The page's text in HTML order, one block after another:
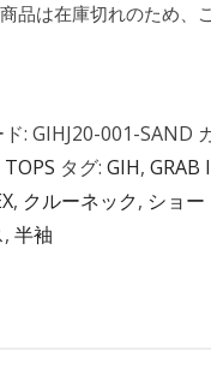
品は在庫切れのため、
: GIHJ20-001-SAND
TOPS タグ: GIH, GRAB
, クルーネック, ショ
, 半袖